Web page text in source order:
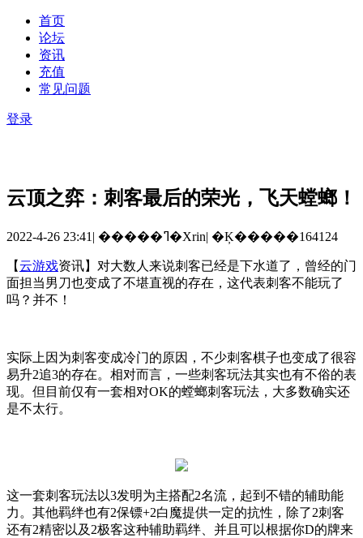
首页
论坛
资讯
充值
常见问题
登录
云顶之弈：刺客最后的荣光，飞天螳螂！
2022-4-26 23:41 | �����ߣ�Xrin| �Ķ�����164124
【云游戏资讯】对大数人来说刺客已经是下水道了，曾经的门
面担当男刀也变成了不堪直视的存在，这代表刺客不能玩了
吗？并不！
实际上因为刺客变成冷门的原因，不少刺客棋子也变成了很容
易升2追3的存在。相对而言，一些刺客玩法其实也有不俗的表
现。但目前仅有一套相对OK的螳螂刺客玩法，大多数确实还
是不太行。
这一套刺客玩法以3发明为主搭配2名流，起到不错的辅助能
力。其他羁绊也有2保镖+2白魔提供一定的抗性，除了2刺客
还有2精密以及 2极客这种辅助羁绊、并且可以根据你D的牌来